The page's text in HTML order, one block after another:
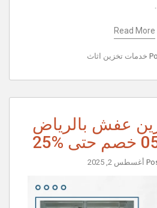
Read More
خدمات تخزين اثاث
عفش بالرياض
أغسطس 2, 2025